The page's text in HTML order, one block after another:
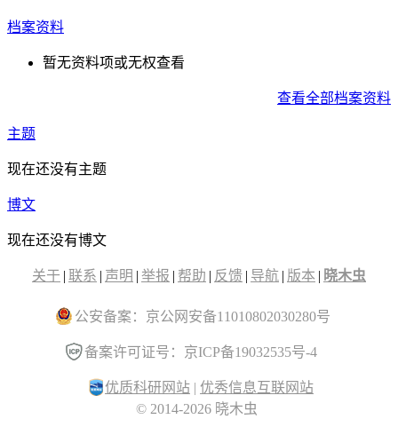
档案资料
暂无资料项或无权查看
查看全部档案资料
主题
现在还没有主题
博文
现在还没有博文
关于 | 联系 | 声明 | 举报 | 帮助 | 反馈 | 导航 | 版本 | 晓木虫
公安备案：京公网安备11010802030280号
备案许可证号：京ICP备19032535号-4
优质科研网站 | 优秀信息互联网站
© 2014-2026 晓木虫